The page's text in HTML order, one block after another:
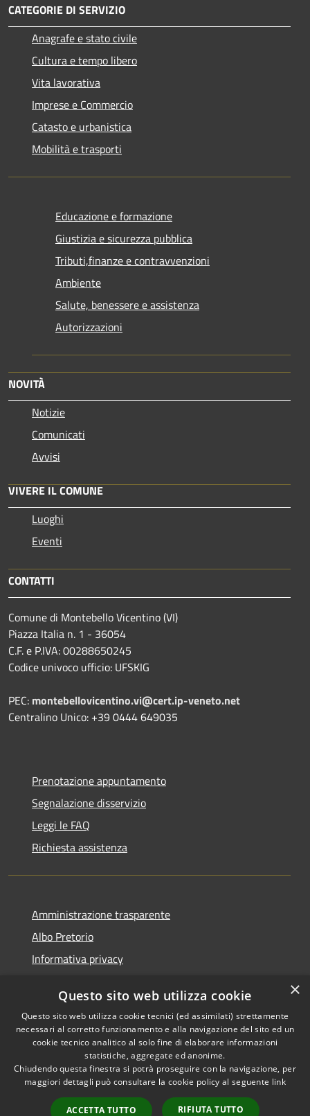
CATEGORIE DI SERVIZIO
Anagrafe e stato civile
Cultura e tempo libero
Vita lavorativa
Imprese e Commercio
Catasto e urbanistica
Mobilità e trasporti
Educazione e formazione
Giustizia e sicurezza pubblica
Tributi,finanze e contravvenzioni
Ambiente
Salute, benessere e assistenza
Autorizzazioni
NOVITÀ
Notizie
Comunicati
Avvisi
VIVERE IL COMUNE
Luoghi
Eventi
CONTATTI
Comune di Montebello Vicentino (VI)
Piazza Italia n. 1 - 36054
C.F. e P.IVA: 00288650245
Codice univoco ufficio: UFSKIG
PEC: montebellovicentino.vi@cert.ip-veneto.net
Centralino Unico: +39 0444 649035
Prenotazione appuntamento
Segnalazione disservizio
Leggi le FAQ
Richiesta assistenza
Amministrazione trasparente
Albo Pretorio
Informativa privacy
Dichiarazione di accessibilità
RSS
Accessibilità
Copyright © 2026 • Comune di
Montebello Vicentino •
Powered byMunicipium
×
Questo sito web utilizza cookie
Questo sito web utilizza cookie tecnici (ed assimilati) strettamente
necessari al corretto funzionamento e alla navigazione del sito ed un
cookie tecnico analitico al solo fine di elaborare informazioni
statistiche, aggregate ed anonime.
Chiudendo questa finestra si potrà proseguire con la navigazione, per
maggiori dettagli può consultare la cookie policy al seguente link
ACCETTA TUTTO RIFIUTA TUTTO